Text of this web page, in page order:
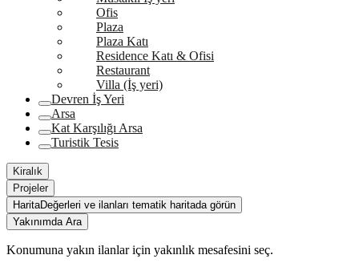
Ofis
Plaza
Plaza Katı
Residence Katı & Ofisi
Restaurant
Villa (İş yeri)
Devren İş Yeri
Arsa
Kat Karşılığı Arsa
Turistik Tesis
Kiralık
Projeler
HaritaDeğerleri ve ilanları tematik haritada görün
Yakınımda Ara
Konumuna yakın ilanlar için yakınlık mesafesini seç.